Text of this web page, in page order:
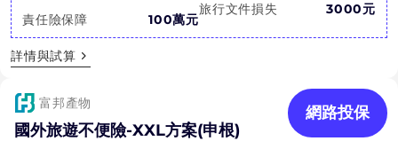
責任險保障
100萬元
旅行文件損失
3000元
詳情與試算
富邦產物
國外旅遊不便險-XXL方案(申根)
網路投保